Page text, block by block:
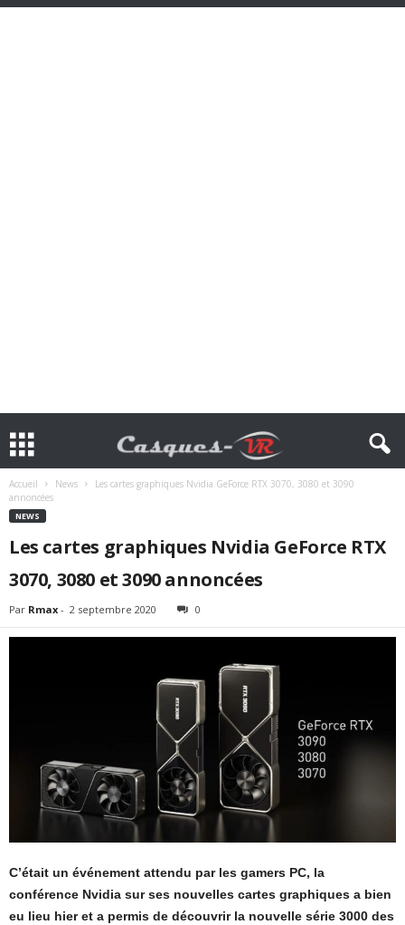
Accueil News
Les cartes graphiques Nvidia GeForce RTX 3070, 3080 et 3090
annoncées
NEWS
Les cartes graphiques Nvidia GeForce RTX
3070, 3080 et 3090 annoncées
Par Rmax - 2 septembre 2020 0
C’était un événement attendu par les gamers PC, la
conférence Nvidia sur ses nouvelles cartes graphiques a bien
eu lieu hier et a permis de découvrir la nouvelle série 3000 des